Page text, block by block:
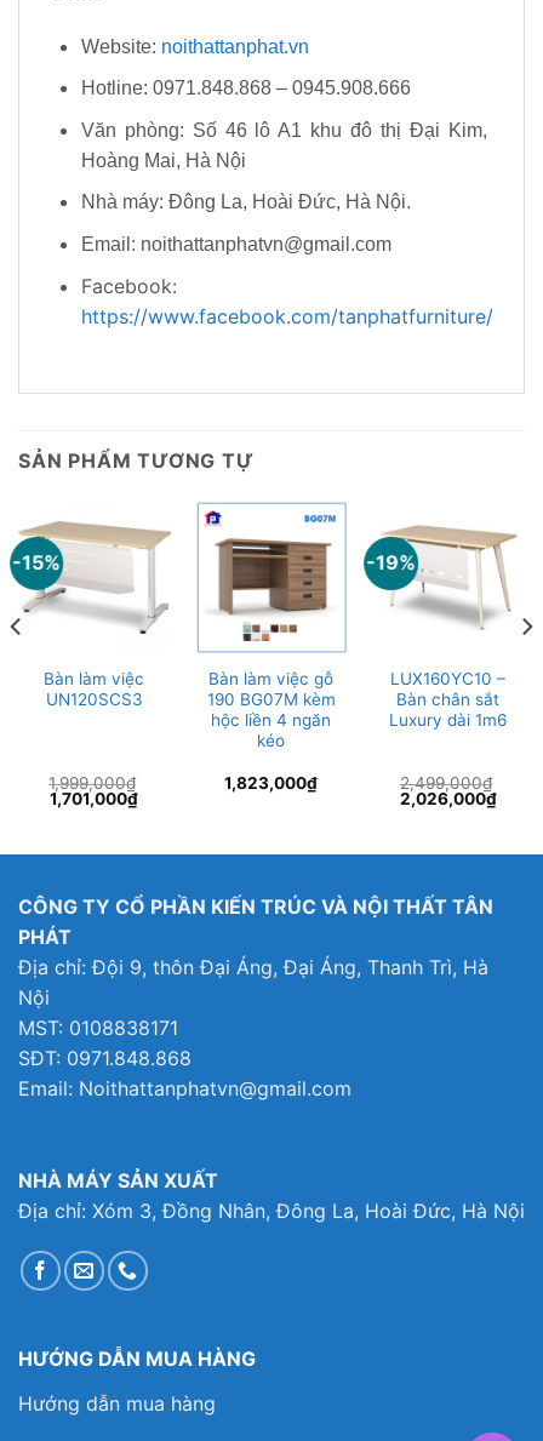
Website: noithattanphat.vn
Hotline: 0971.848.868 – 0945.908.666
Văn phòng: Số 46 lô A1 khu đô thị Đại Kim,
Hoàng Mai, Hà Nội
Nhà máy: Đông La, Hoài Đức, Hà Nội.
Email: noithattanphatvn@gmail.com
Facebook:
https://www.facebook.com/tanphatfurniture/
SẢN PHẨM TƯƠNG TỰ
-15%
Bàn làm việc
UN120SCS3
1,999,000₫
Giá
gốc
1,701,000₫Giá
1,701,000₫.
Bàn làm việc gỗ
190 BG07M kèm
hộc liền 4 ngăn
kéo
1,823,000₫
-19%
LUX160YC10 –
Bàn chân sắt
Luxury dài 1m6
2,499,000₫
Giá
gốc
2,026,000₫Giá
hiện
CÔNG TY CỔ PHẦN KIẾN TRÚC VÀ NỘI THẤT TÂN
PHÁT
Địa chỉ: Đội 9, thôn Đại Áng, Đại Áng, Thanh Trì, Hà
Nội
MST: 0108838171
SĐT: 0971.848.868
Email: Noithattanphatvn@gmail.com
NHÀ MÁY SẢN XUẤT
Địa chỉ: Xóm 3, Đồng Nhân, Đông La, Hoài Đức, Hà Nội
HƯỚNG DẪN MUA HÀNG
Hướng dẫn mua hàng